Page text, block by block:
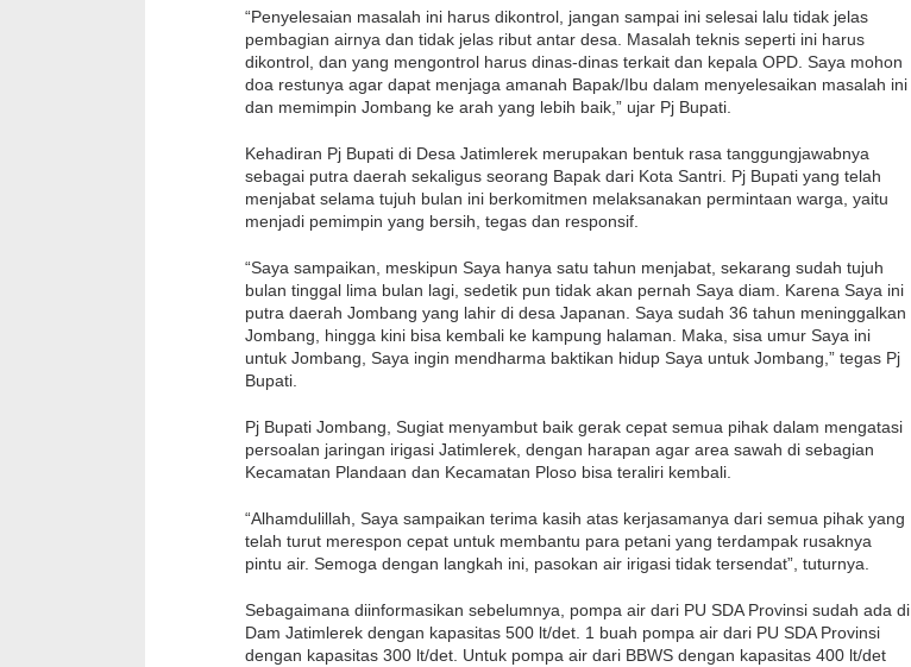
“Penyelesaian masalah ini harus dikontrol, jangan sampai ini selesai lalu tidak jelas
pembagian airnya dan tidak jelas ribut antar desa. Masalah teknis seperti ini harus
dikontrol, dan yang mengontrol harus dinas-dinas terkait dan kepala OPD. Saya mohon
doa restunya agar dapat menjaga amanah Bapak/Ibu dalam menyelesaikan masalah ini
dan memimpin Jombang ke arah yang lebih baik,” ujar Pj Bupati.
Kehadiran Pj Bupati di Desa Jatimlerek merupakan bentuk rasa tanggungjawabnya
sebagai putra daerah sekaligus seorang Bapak dari Kota Santri. Pj Bupati yang telah
menjabat selama tujuh bulan ini berkomitmen melaksanakan permintaan warga, yaitu
menjadi pemimpin yang bersih, tegas dan responsif.
“Saya sampaikan, meskipun Saya hanya satu tahun menjabat, sekarang sudah tujuh
bulan tinggal lima bulan lagi, sedetik pun tidak akan pernah Saya diam. Karena Saya ini
putra daerah Jombang yang lahir di desa Japanan. Saya sudah 36 tahun meninggalkan
Jombang, hingga kini bisa kembali ke kampung halaman. Maka, sisa umur Saya ini
untuk Jombang, Saya ingin mendharma baktikan hidup Saya untuk Jombang,” tegas Pj
Bupati.
Pj Bupati Jombang, Sugiat menyambut baik gerak cepat semua pihak dalam mengatasi
persoalan jaringan irigasi Jatimlerek, dengan harapan agar area sawah di sebagian
Kecamatan Plandaan dan Kecamatan Ploso bisa teraliri kembali.
“Alhamdulillah, Saya sampaikan terima kasih atas kerjasamanya dari semua pihak yang
telah turut merespon cepat untuk membantu para petani yang terdampak rusaknya
pintu air. Semoga dengan langkah ini, pasokan air irigasi tidak tersendat”, tuturnya.
Sebagaimana diinformasikan sebelumnya, pompa air dari PU SDA Provinsi sudah ada di
Dam Jatimlerek dengan kapasitas 500 lt/det. 1 buah pompa air dari PU SDA Provinsi
dengan kapasitas 300 lt/det. Untuk pompa air dari BBWS dengan kapasitas 400 lt/det